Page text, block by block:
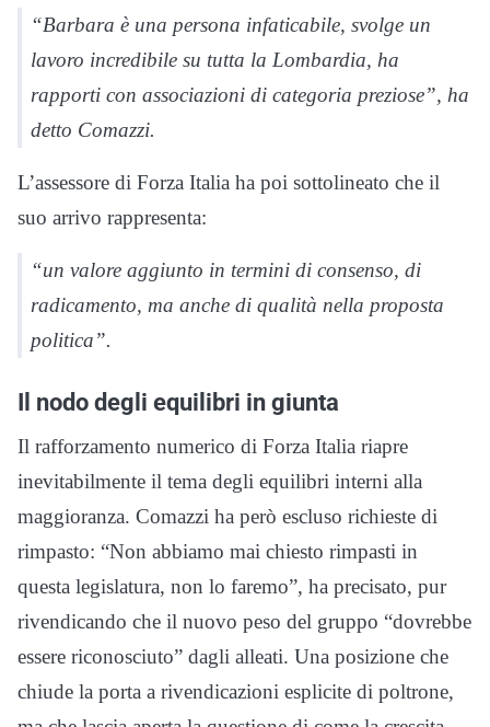
“Barbara è una persona infaticabile, svolge un
lavoro incredibile su tutta la Lombardia, ha
rapporti con associazioni di categoria preziose”, ha
detto Comazzi.
L’assessore di Forza Italia ha poi sottolineato che il
suo arrivo rappresenta:
“un valore aggiunto in termini di consenso, di
radicamento, ma anche di qualità nella proposta
politica”.
Il nodo degli equilibri in giunta
Il rafforzamento numerico di Forza Italia riapre
inevitabilmente il tema degli equilibri interni alla
maggioranza. Comazzi ha però escluso richieste di
rimpasto: “Non abbiamo mai chiesto rimpasti in
questa legislatura, non lo faremo”, ha precisato, pur
rivendicando che il nuovo peso del gruppo “dovrebbe
essere riconosciuto” dagli alleati. Una posizione che
chiude la porta a rivendicazioni esplicite di poltrone,